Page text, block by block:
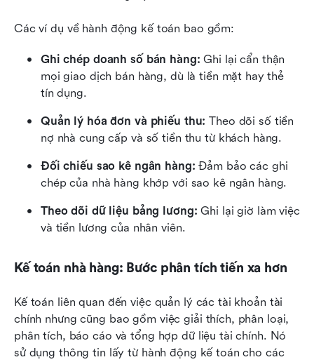
Các ví dụ về hành động kế toán bao gồm:
Ghi chép doanh số bán hàng: Ghi lại cẩn thận
mọi giao dịch bán hàng, dù là tiền mặt hay thẻ
tín dụng.
Quản lý hóa đơn và phiếu thu: Theo dõi số tiền
nợ nhà cung cấp và số tiền thu từ khách hàng.
Đối chiếu sao kê ngân hàng: Đảm bảo các ghi
chép của nhà hàng khớp với sao kê ngân hàng.
Theo dõi dữ liệu bảng lương: Ghi lại giờ làm việc
và tiền lương của nhân viên.
Kế toán nhà hàng: Bước phân tích tiến xa hơn
Kế toán liên quan đến việc quản lý các tài khoản tài
chính nhưng cũng bao gồm việc giải thích, phân loại,
phân tích, báo cáo và tổng hợp dữ liệu tài chính. Nó
sử dụng thông tin lấy từ hành động kế toán cho các